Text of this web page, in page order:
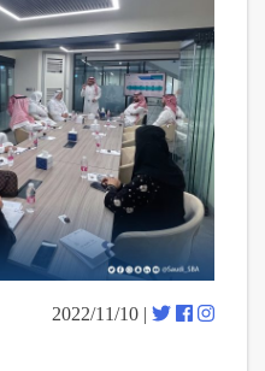
| 2022/11/10